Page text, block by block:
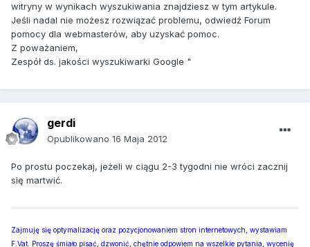
witryny w wynikach wyszukiwania znajdziesz w tym artykule.
Jeśli nadal nie możesz rozwiązać problemu, odwiedź Forum
pomocy dla webmasterów, aby uzyskać pomoc.
Z poważaniem,
Zespół ds. jakości wyszukiwarki Google "
gerdi
Opublikowano 16 Maja 2012
Po prostu poczekaj, jeżeli w ciągu 2-3 tygodni nie wróci zacznij
się martwić.
Zajmuję się optymalizację oraz pozycjonowaniem stron internetowych, wystawiam
F.Vat. Proszę śmiało pisać, dzwonić, chętnie odpowiem na wszelkie pytania, wycenię